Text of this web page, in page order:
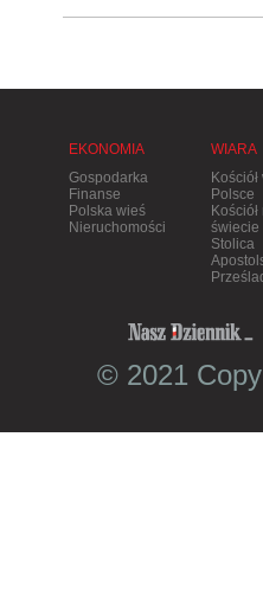
EKONOMIA
Gospodarka
Finanse
Polska wieś
Nieruchomości
WIARA
Kościół
Polsce
Kościół
świecie
Stolica
© 2021